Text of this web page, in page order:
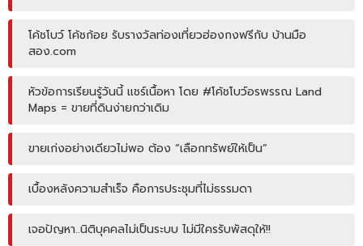
โค้ชโบว์ โค้ชก้อย รับรางวัลท่องเที่ยวฮ่องกงฟรีกับ บ้านมือ
สอง.com
หัวข้อการเรียนรู้วันนี้ แชร์เนื้อหา โดย #โค้ชโบว์อรพรรณ Land
Maps = ขายที่ดินง่ายกว่าเดิม
ขายเก่งอย่างเดียวไม่พอ ต้อง “เลือกทรัพย์ให้เป็น”
เบื้องหลังความสำเร็จ คือการประชุมที่ไม่ธรรมดา
เจอปัญหา..นิติบุคคลไม่เป็นระบบ ไม่มีใครรับพัสดุให้!!